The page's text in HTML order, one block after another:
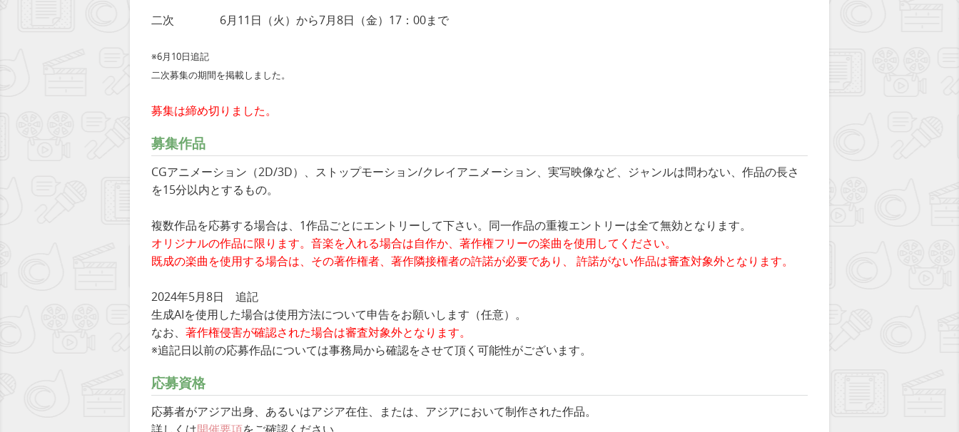
二次 6月11日（火）から7月8日（金）17：00まで
※6月10日追記
二次募集の期間を掲載しました。
募集は締め切りました。
募集作品
CGアニメーション（2D/3D）、ストップモーション/クレイアニメーション、実写映像など、ジャンルは問わない、作品の長さ
を15分以内とするもの。
複数作品を応募する場合は、1作品ごとにエントリーして下さい。同一作品の重複エントリーは全て無効となります。
オリジナルの作品に限ります。音楽を入れる場合は自作か、著作権フリーの楽曲を使用してください。
既成の楽曲を使用する場合は、その著作権者、著作隣接権者の許諾が必要であり、 許諾がない作品は審査対象外となります。
2024年5月8日 追記
生成AIを使用した場合は使用方法について申告をお願いします（任意）。
なお、 著作権侵害が確認された場合は審査対象外となります。
※追記日以前の応募作品については事務局から確認をさせて頂く可能性がございます。
応募資格
応募者がアジア出身、あるいはアジア在住、または、アジアにおいて制作された作品。